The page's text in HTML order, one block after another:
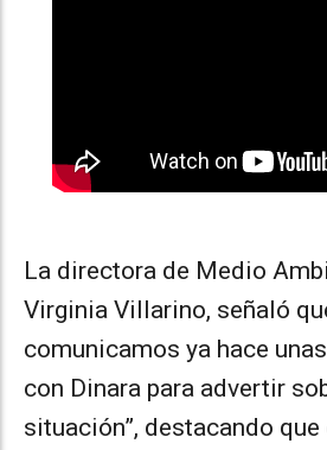
La directora de Medio
Virginia Villarino, señaló
comunicamos ya hace
con Dinara para advertir
situación”, destacando